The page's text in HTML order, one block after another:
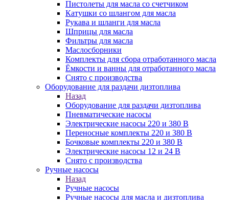
Пистолеты для масла со счетчиком
Катушки со шлангом для масла
Рукава и шланги для масла
Шприцы для масла
Фильтры для масла
Маслосборники
Комплекты для сбора отработанного масла
Ёмкости и ванны для отработанного масла
Снято с производства
Оборудование для раздачи дизтоплива
Назад
Оборудование для раздачи дизтоплива
Пневматические насосы
Электрические насосы 220 и 380 В
Переносные комплекты 220 и 380 В
Бочковые комплекты 220 и 380 В
Электрические насосы 12 и 24 В
Снято с производства
Ручные насосы
Назад
Ручные насосы
Ручные насосы для масла и дизтоплива